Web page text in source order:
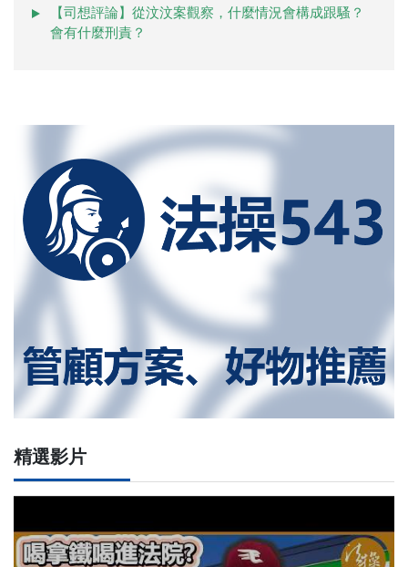
【司想評論】從汶汶案觀察，什麼情況會構成跟騷？
會有什麼刑責？
精選影片